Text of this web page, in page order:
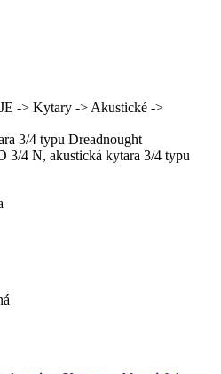
-> Kytary -> Akustické ->
3/4 typu Dreadnought
3/4 N, akustická kytara 3/4 typu